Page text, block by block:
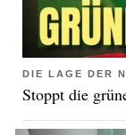
DIE LAGE DER
Stoppt die